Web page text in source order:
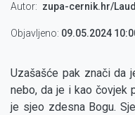
Autor zupa-cernik.hr/
Objavljeno: 09.05.2024
Uzašašće pak znači da
nebo, da je i kao čovjek
je sjeo zdesna Bogu.